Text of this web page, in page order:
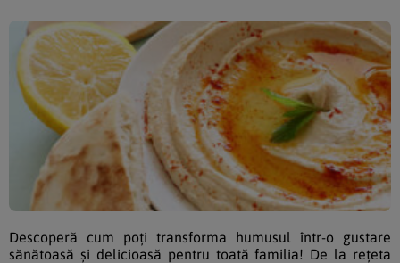
Descoperă cum poți transforma humusul într-o gustare
sănătoasă și delicioasă pentru toată familia! De la rețeta